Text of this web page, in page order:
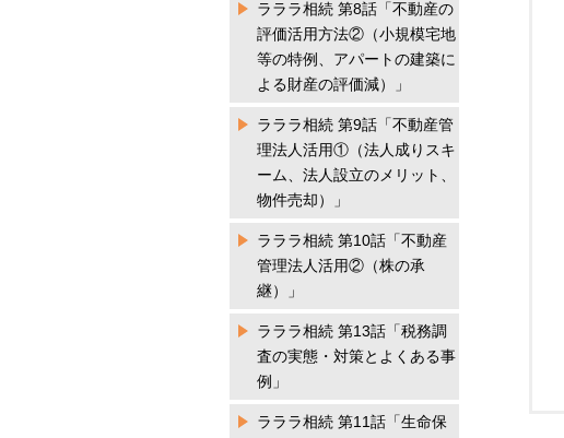
ラララ相続 第8話「不動産の
評価活用方法②（小規模宅地
等の特例、アパートの建築に
よる財産の評価減）」
ラララ相続 第9話「不動産管
理法人活用①（法人成りスキ
ーム、法人設立のメリット、
物件売却）」
ラララ相続 第10話「不動産
管理法人活用②（株の承
継）」
ラララ相続 第13話「税務調
査の実態・対策とよくある事
例」
ラララ相続 第11話「生命保